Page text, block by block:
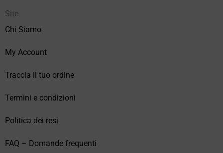
Site
Chi Siamo
My Account
Traccia il tuo ordine
Termini e condizioni
Politica dei resi
FAQ – Domande frequenti